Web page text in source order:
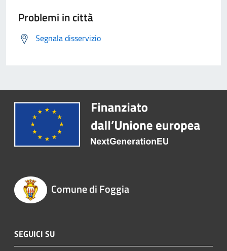
Problemi in città
Segnala disservizio
Comune di Foggia
SEGUICI SU